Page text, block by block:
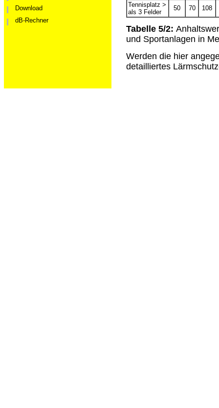
Download
dB-Rechner
Tennisplatz >
als 3 Felder
50 70 108
Tabelle 5/2:
und Sportanlagen in
Werden die hier
detailliertes